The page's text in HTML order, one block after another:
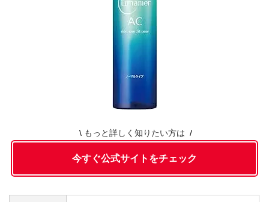
もっと詳しく知りたい方は
今すぐ公式サイトをチェック